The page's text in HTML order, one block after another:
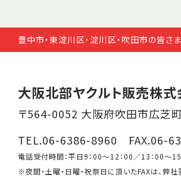
豊中市・東淀川区・淀川区・吹田市の皆さ
大阪北部ヤクルト販売株
〒564-0052 大阪府吹田市広芝
TEL.06-6386-8960 FAX.06-
電話受付時間：平日9：00～12：00／13：00～15
※夜間・土曜・日曜・祝祭日に頂いたFAXは、弊